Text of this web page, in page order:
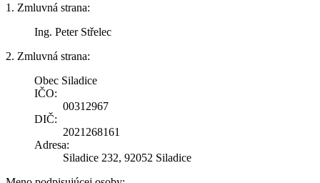
1. Zmluvná strana:
Ing. Peter Střelec
2. Zmluvná strana:
Obec Siladice
IČO:
00312967
DIČ:
2021268161
Adresa:
Siladice 232, 92052 Siladice